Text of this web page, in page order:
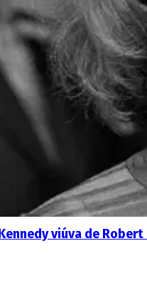
viúva de